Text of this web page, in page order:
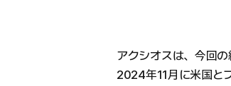
アクシオスは、今回の
2024年11月に米国と